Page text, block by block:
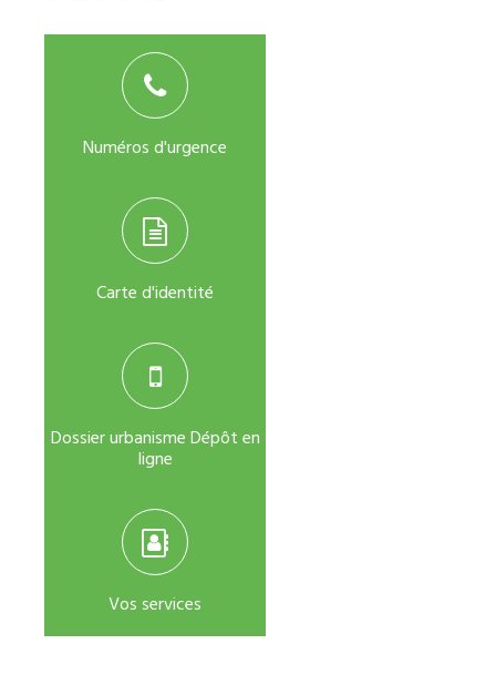
Numéros d'urgence
Carte d'identité
Dossier urbanisme Dépôt en
ligne
Vos services